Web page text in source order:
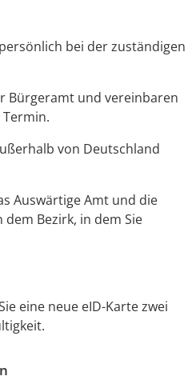
bei der zuständigen
Bürgeramt und vereinbaren
von Deutschland
Auswärtige Amt und die
Bezirk, in dem Sie
eine neue eID-Karte zwei